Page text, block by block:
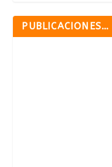
PUBLICACIONES…